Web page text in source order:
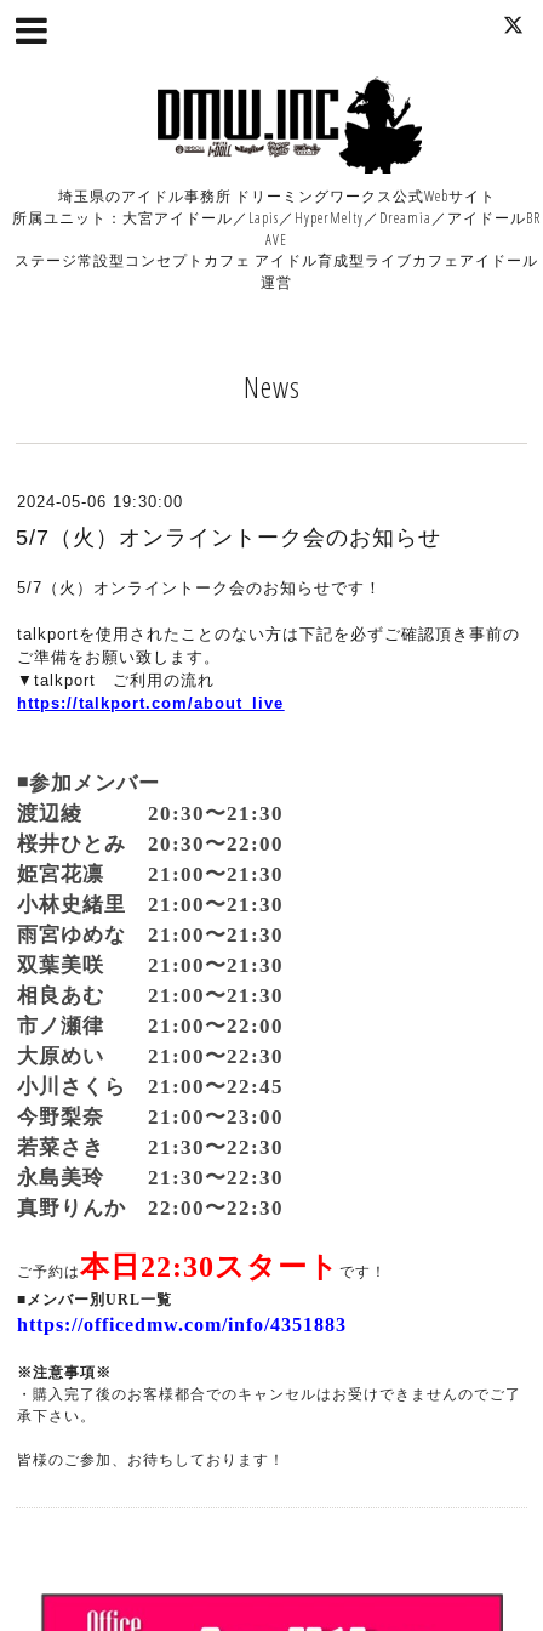
埼玉県のアイドル事務所 ドリーミングワークス公式Webサイト
所属ユニット：大宮アイドール／Lapis／HyperMelty／Dreamia／アイドールBR
AVE
ステージ常設型コンセプトカフェ アイドル育成型ライブカフェアイドール
運営
News
2024-05-06 19:30:00
5/7（火）オンライントーク会のお知らせ
5/7（火）オンライントーク会のお知らせです！
talkportを使用されたことのない方は下記を必ずご確認頂き事前の
ご準備をお願い致します。
▼talkport ご利用の流れ
https://talkport.com/about_live
◾️参加メンバー
渡辺綾 20:30〜21:30
桜井ひとみ 20:30〜22:00
姫宮花凛 21:00〜21:30
小林史緒里 21:00〜21:30
雨宮ゆめな 21:00〜21:30
双葉美咲 21:00〜21:30
相良あむ 21:00〜21:30
市ノ瀬律 21:00〜22:00
大原めい 21:00〜22:30
小川さくら 21:00〜22:45
今野梨奈 21:00〜23:00
若菜さき 21:30〜22:30
永島美玲 21:30〜22:30
真野りんか 22:00〜22:30
ご予約は本日22:30スタートです！
■メンバー別URL一覧
https://officedmw.com/info/4351883
※注意事項※
・購入完了後のお客様都合でのキャンセルはお受けできませんのでご了
承下さい。
皆様のご参加、お待ちしております！